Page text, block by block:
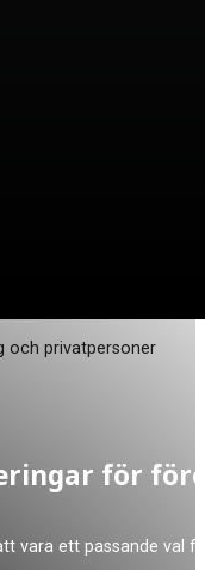
för
vara ett passande val